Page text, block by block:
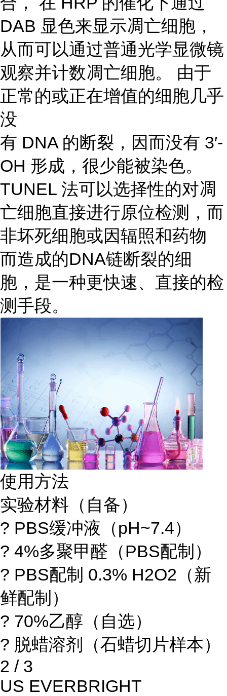
DAB 显色来显示凋亡细胞，
从而可以通过普通光学显微镜
观察并计数凋亡细胞。 由于
正常的或正在增值的细胞几乎
没
有 DNA 的断裂，因而没有 3′-
OH 形成，很少能被染色。
TUNEL 法可以选择性的对凋
亡细胞直接进行原位检测，而
非坏死细胞或因辐照和药物
而造成的DNA链断裂的细
胞，是一种更快速、直接的检
测手段。
使用方法
实验材料（自备）
? PBS缓冲液（pH~7.4）
? 4%多聚甲醛（PBS配制）
? PBS配制 0.3% H2O2（新
鲜配制）
? 70%乙醇（自选）
? 脱蜡溶剂（石蜡切片样本）
2 / 3
US EVERBRIGHT